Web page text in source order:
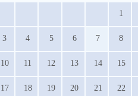
1
3 4 5 6 7 8
10 11 12 13 14 15
17 18 19 20 21 22